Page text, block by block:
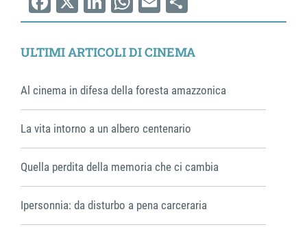
Facebook
X LinkedIn
WhatsApp
EmailShare
ULTIMI ARTICOLI DI CINEMA
Al cinema in difesa della foresta amazzonica
La vita intorno a un albero centenario
Quella perdita della memoria che ci cambia
Ipersonnia: da disturbo a pena carceraria